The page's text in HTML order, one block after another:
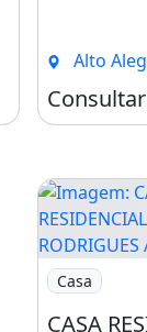
Alto
Imagem:
Casa